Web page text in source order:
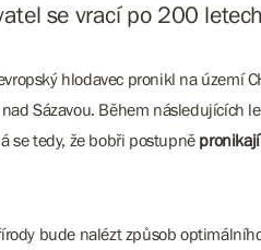
se vrací po 200
hlodavec pronikl na území
Sázavou. Během následujících
se tedy, že bobři postupně
bude nalézt způsob